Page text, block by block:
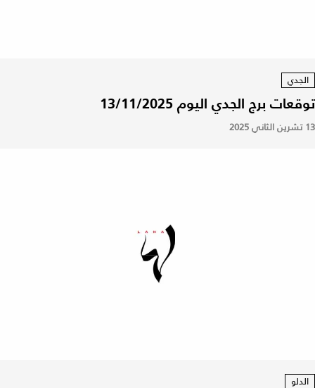
الجدي
توقعات برج الجدي اليوم 13/11/2025
13 تشرين الثاني 2025
الدلو